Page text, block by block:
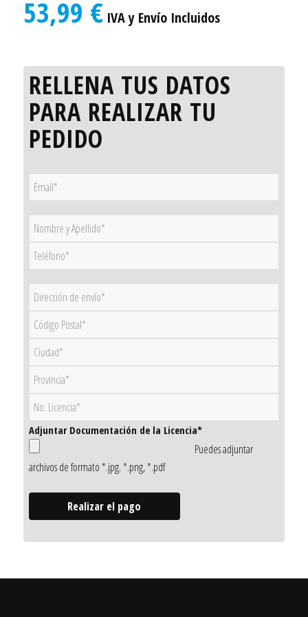
53,99 € IVA y Envío Incluidos
RELLENA TUS DATOS
PARA REALIZAR TU
PEDIDO
Adjuntar Documentación de la Licencia*
Puedes adjuntar
archivos de formato *.jpg. *.png, *.pdf